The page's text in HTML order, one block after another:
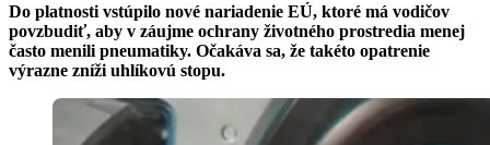
Do platnosti vstúpilo nové nariadenie EÚ, ktoré má vodičov
povzbudiť, aby v záujme ochrany životného prostredia menej
často menili pneumatiky. Očakáva sa, že takéto opatrenie
výrazne zníži uhlíkovú stopu.